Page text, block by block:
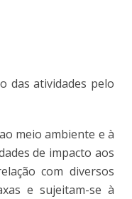
das atividades pelo
meio ambiente e à
de impacto aos
com diversos
e sujeitam-se à